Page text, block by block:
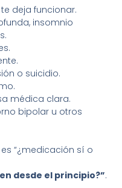
deja funcionar.
insomnio
o suicidio.
médica clara.
bipolar u otros
“¿medicación sí o
desde el principio?”.